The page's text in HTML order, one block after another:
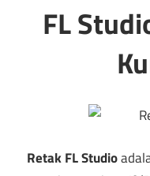
FL
Retak FL Studio